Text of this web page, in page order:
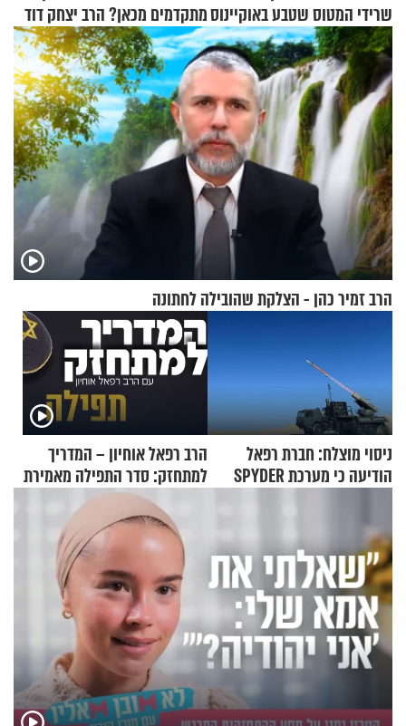
שרידי המטוס שטבע באוקיינוס
עם עשרות נוסעים
מתקדמים מכאן? הרב יצחק דוד
גרוסמן בשיחה מיוחדת
הרב זמיר כהן - הצלקת שהובילה לחתונה
ניסוי מוצלח: חברת רפאל
הודיעה כי מערכת SPYDER
הרב רפאל אוחיון – המדריך
למתחזק: סדר התפילה מאמירת
הקורבנות ועד קריאת שמע